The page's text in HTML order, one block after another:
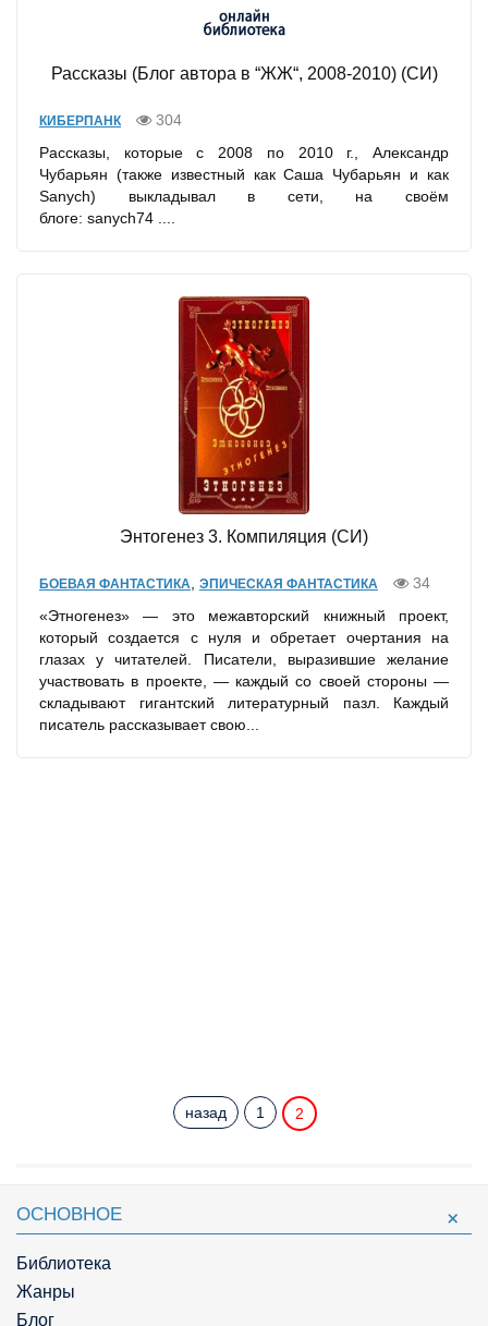
Рассказы (Блог автора в “ЖЖ“, 2008-2010) (СИ)
КИБЕРПАНК
304
Рассказы, которые с 2008 по 2010 г., Александр
Чубарьян (также известный как Саша Чубарьян и как
Sanych) выкладывал в сети, на своём
блоге: sanych74 ....
Энтогенез 3. Компиляция (СИ)
БОЕВАЯ ФАНТАСТИКА ЭПИЧЕСКАЯ ФАНТАСТИКА
34
«Этногенез» — это межавторский книжный проект,
который создается с нуля и обретает очертания на
глазах у читателей. Писатели, выразившие желание
участвовать в проекте, — каждый со своей стороны —
складывают гигантский литературный пазл. Каждый
писатель рассказывает свою...
назад 1 2
ОСНОВНОЕ
Библиотека
Жанры
Блог